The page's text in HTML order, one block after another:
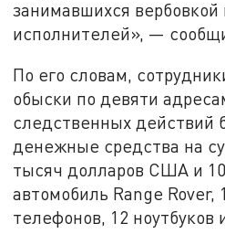
занимавшихся
исполнителей», —
По его словам,
обыски по девяти
следственных действий
денежные средства на
тысяч долларов США и
автомобиль Range Rover,
телефонов, 12 ноутбуков